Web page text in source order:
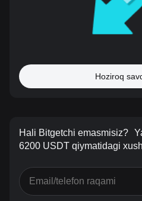
Hoziroq
Hali Bitgetchi emasmisiz?
6200 USDT qiymatidagi